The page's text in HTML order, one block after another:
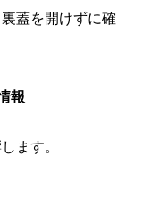
蓋を開けずに確
報
ます。